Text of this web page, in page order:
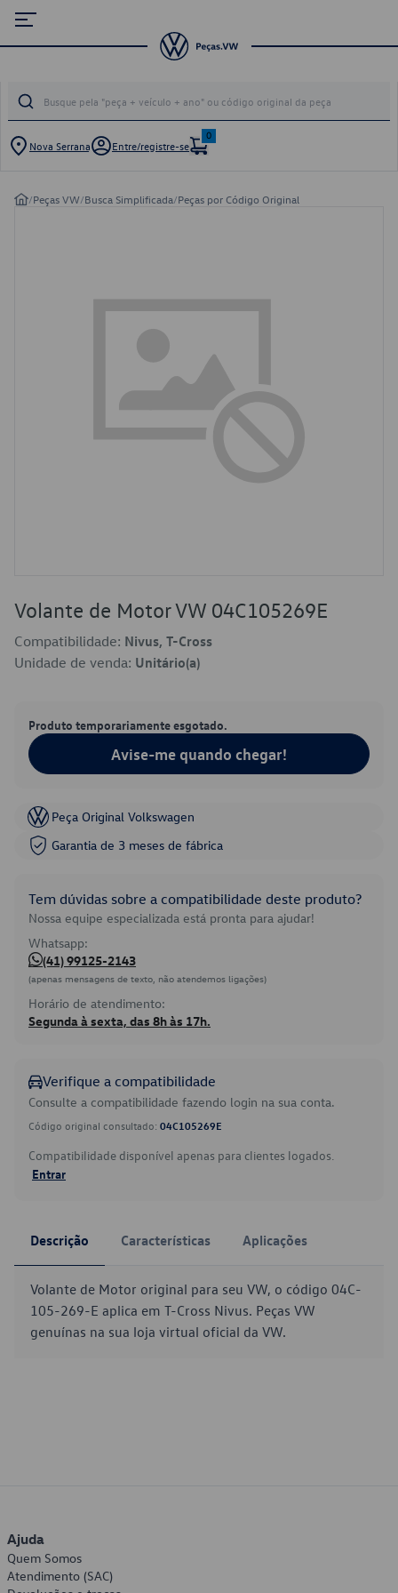
Nova Serrana Entre/registre-se
0
/Peças VW/Busca Simplificada/Peças por Código Original
Volante de Motor VW 04C105269E
Compatibilidade: Nivus, T-Cross
Unidade de venda: Unitário(a)
Produto temporariamente esgotado.
Avise-me quando chegar!
Peça Original Volkswagen
Garantia de 3 meses de fábrica
Tem dúvidas sobre a compatibilidade deste produto?
Nossa equipe especializada está pronta para ajudar!
Whatsapp:
(41) 99125-2143
(apenas mensagens de texto, não atendemos ligações)
Horário de atendimento:
Segunda à sexta, das 8h às 17h.
Verifique a compatibilidade
Consulte a compatibilidade fazendo login na sua conta.
Código original consultado: 04C105269E
Compatibilidade disponível apenas para clientes logados.
Entrar
Descrição Características Aplicações
Volante de Motor original para seu VW, o código 04C-
105-269-E aplica em T-Cross Nivus. Peças VW
genuínas na sua loja virtual oficial da VW.
Ajuda
Quem Somos
Atendimento (SAC)